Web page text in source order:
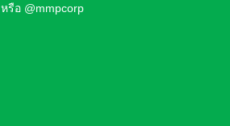
หรือ @mmpcorp